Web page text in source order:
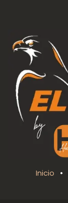
Inicio •